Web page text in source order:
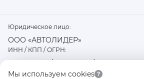
Мы используем cookies
Юридическое лицо:
ООО «АВТОЛИДЕР»
ИНН / КПП / ОГРН:
7726402915 / 772601001 /
Физический / юридический адрес: